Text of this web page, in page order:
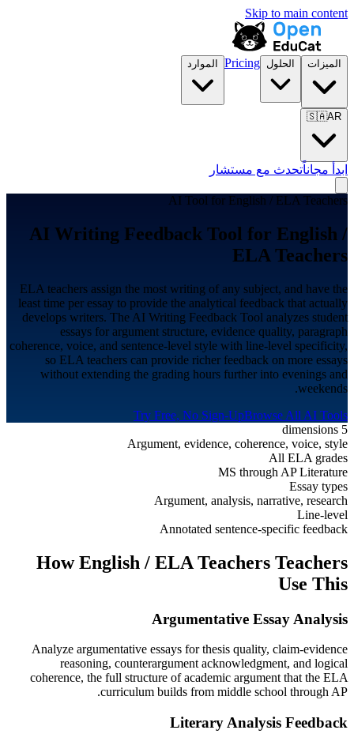
Skip to main content
الميزات الحلول Pricing الموارد
🇸🇦AR
ابدأ مجاناًتحدث مع مستشار
AI Tool for English / ELA Teachers
AI Writing Feedback Tool for English /
ELA Teachers
ELA teachers assign the most writing of any subject, and have the
least time per essay to provide the analytical feedback that actually
develops writers. The AI Writing Feedback Tool analyzes student
essays for argument structure, evidence quality, paragraph
coherence, voice, and sentence-level style with line-level specificity,
so ELA teachers can provide richer feedback on more essays
without extending the grading hours further into evenings and
weekends.
Try Free, No Sign-UpBrowse All AI Tools
5 dimensions
Argument, evidence, coherence, voice, style
All ELA grades
MS through AP Literature
Essay types
Argument, analysis, narrative, research
Line-level
Annotated sentence-specific feedback
HowEnglish / ELA Teachers Teachers
Use This
Argumentative Essay Analysis
Analyze argumentative essays for thesis quality, claim-evidence
reasoning, counterargument acknowledgment, and logical
coherence, the full structure of academic argument that the ELA
curriculum builds from middle school through AP.
Literary Analysis Feedback